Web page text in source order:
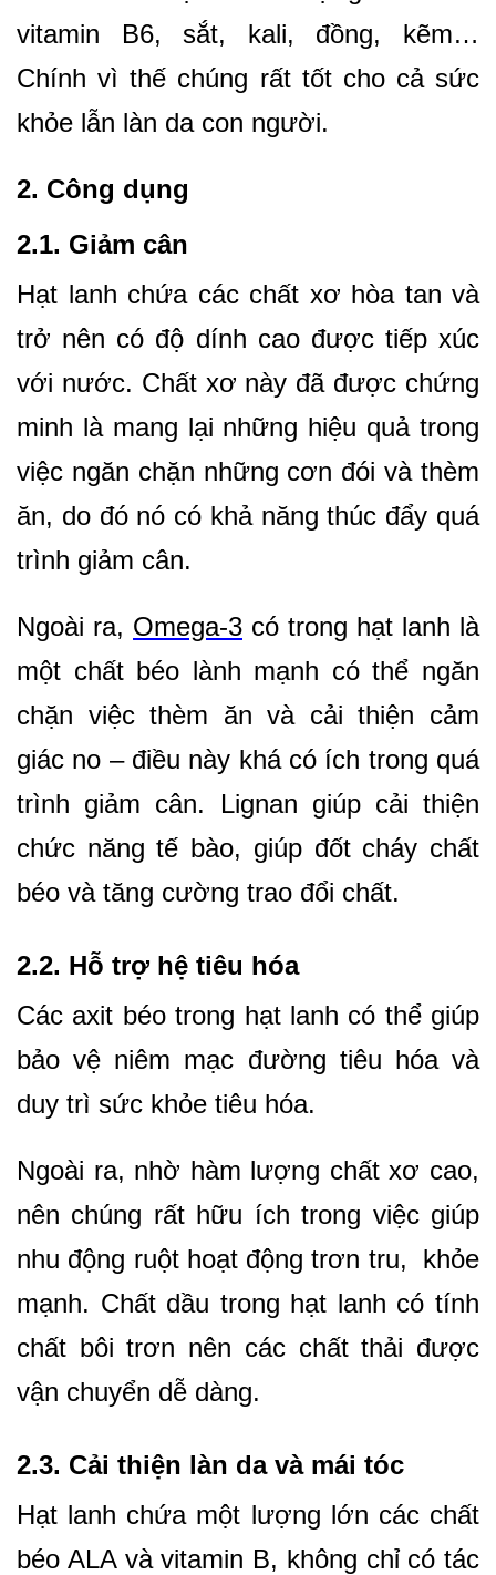
vitamin B6, sắt, kali, đồng, kẽm…
Chính vì thế chúng rất tốt cho cả sức
khỏe lẫn làn da con người.
2. Công dụng
2.1. Giảm cân
Hạt lanh chứa các chất xơ hòa tan và
trở nên có độ dính cao được tiếp xúc
với nước. Chất xơ này đã được chứng
minh là mang lại những hiệu quả trong
việc ngăn chặn những cơn đói và thèm
ăn, do đó nó có khả năng thúc đẩy quá
trình giảm cân.
Ngoài ra, Omega-3 có trong hạt lanh là
một chất béo lành mạnh có thể ngăn
chặn việc thèm ăn và cải thiện cảm
giác no – điều này khá có ích trong quá
trình giảm cân. Lignan giúp cải thiện
chức năng tế bào, giúp đốt cháy chất
béo và tăng cường trao đổi chất.
2.2. Hỗ trợ hệ tiêu hóa
Các axit béo trong hạt lanh có thể giúp
bảo vệ niêm mạc đường tiêu hóa và
duy trì sức khỏe tiêu hóa.
Ngoài ra, nhờ hàm lượng chất xơ cao,
nên chúng rất hữu ích trong việc giúp
nhu động ruột hoạt động trơn tru, khỏe
mạnh. Chất dầu trong hạt lanh có tính
chất bôi trơn nên các chất thải được
vận chuyển dễ dàng.
2.3. Cải thiện làn da và mái tóc
Hạt lanh chứa một lượng lớn các chất
béo ALA và vitamin B, không chỉ có tác